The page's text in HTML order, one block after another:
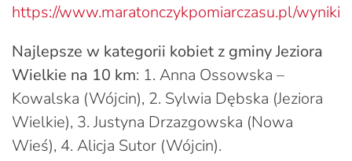
https://www.maratonczykpomiarczasu.pl/wyniki
Najlepsze w kategorii kobiet z gminy Jeziora
Wielkie na 10 km: 1. Anna Ossowska –
Kowalska (Wójcin), 2. Sylwia Dębska (Jeziora
Wielkie), 3. Justyna Drzazgowska (Nowa
Wieś), 4. Alicja Sutor (Wójcin).